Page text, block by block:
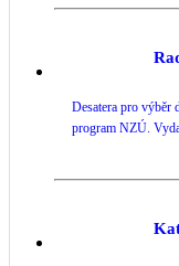
Desatera pro výběr
program NZÚ.